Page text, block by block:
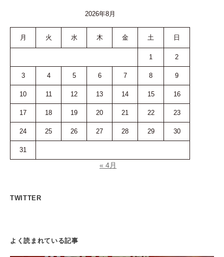
2026年8月
月 火 水 木 金 土 日
1 2
3 4 5 6 7 8 9
10 11 12 13 14 15 16
17 18 19 20 21 22 23
24 25 26 27 28 29 30
31
« 4月
TWITTER
よく読まれている記事